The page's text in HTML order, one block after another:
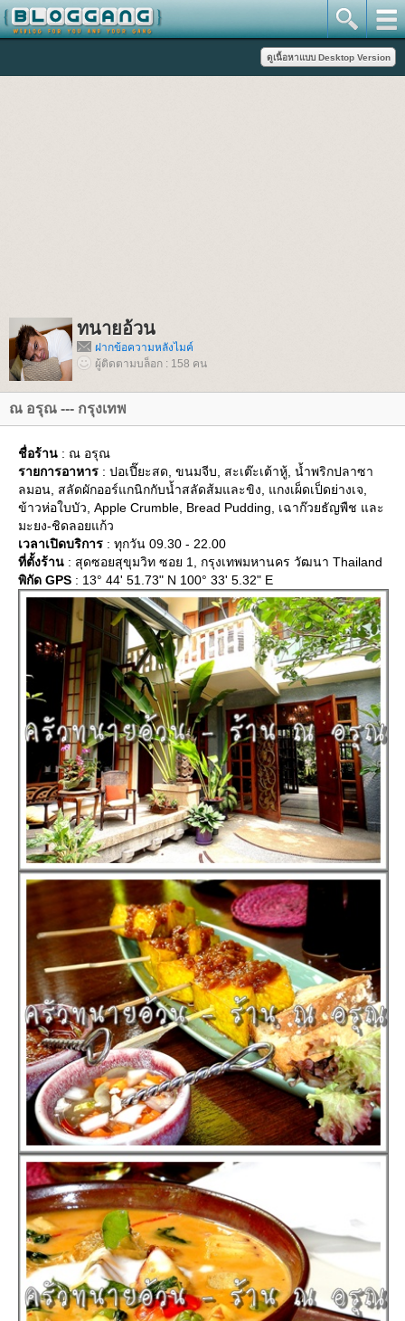
ทนายอ้วน
ฝากข้อความหลังไมค์
ผู้ติดตามบล็อก : 158 คน
ณ อรุณ --- กรุงเทพ
ชื่อร้าน : ณ อรุณ
รายการอาหาร : ปอเปี๊ยะสด, ขนมจีบ, สะเต๊ะเต้าหู้, น้ำพริกปลาซา
ลมอน, สลัดผักออร์แกนิกกับน้ำสลัดส้มและขิง, แกงเผ็ดเป็ดย่างเจ,
ข้าวห่อใบบัว, Apple Crumble, Bread Pudding, เฉาก๊วยธัญพืช และ
มะยง-ชิดลอยแก้ว
เวลาเปิดบริการ : ทุกวัน 09.30 - 22.00
ที่ตั้งร้าน : สุดซอยสุขุมวิท ซอย 1, กรุงเทพมหานคร วัฒนา Thailand
พิกัด GPS : 13° 44' 51.73" N 100° 33' 5.32" E